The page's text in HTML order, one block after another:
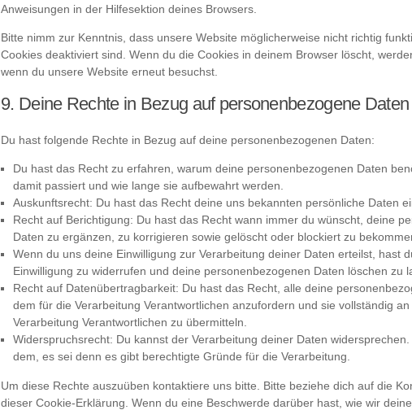
Anweisungen in der Hilfesektion deines Browsers.
Bitte nimm zur Kenntnis, dass unsere Website möglicherweise nicht richtig
Cookies deaktiviert sind. Wenn du die Cookies in deinem Browser löscht,
wenn du unsere Website erneut besuchst.
9. Deine Rechte in Bezug auf personenbezogene Daten
Du hast folgende Rechte in Bezug auf deine personenbezogenen Daten:
Du hast das Recht zu erfahren, warum deine personenbezogenen Daten
damit passiert und wie lange sie aufbewahrt werden.
Auskunftsrecht: Du hast das Recht deine uns bekannten persönliche Daten
Recht auf Berichtigung: Du hast das Recht wann immer du wünscht, deine
Daten zu ergänzen, zu korrigieren sowie gelöscht oder blockiert zu
Wenn du uns deine Einwilligung zur Verarbeitung deiner Daten erteilst, hast
Einwilligung zu widerrufen und deine personenbezogenen Daten löschen zu
Recht auf Datenübertragbarkeit: Du hast das Recht, alle deine
dem für die Verarbeitung Verantwortlichen anzufordern und sie vollständig
Verarbeitung Verantwortlichen zu übermitteln.
Widerspruchsrecht: Du kannst der Verarbeitung deiner Daten
dem, es sei denn es gibt berechtigte Gründe für die Verarbeitung.
Um diese Rechte auszuüben kontaktiere uns bitte. Bitte beziehe dich auf die
dieser Cookie-Erklärung. Wenn du eine Beschwerde darüber hast, wie wir